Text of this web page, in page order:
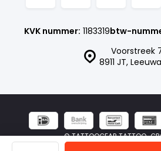
Voorstreek
8911 JT,
KVK nummer: 1183319btw-
© TATTOOGEAR TATTOO-
- Theme made by